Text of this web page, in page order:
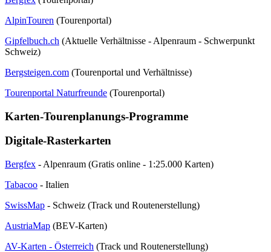
AlpinTouren (Tourenportal)
Gipfelbuch.ch (Aktuelle Verhältnisse - Alpenraum - Schwerpunkt
Schweiz)
Bergsteigen.com (Tourenportal und Verhältnisse)
Tourenportal Naturfreunde (Tourenportal)
Karten-Tourenplanungs-Programme
Digitale-Rasterkarten
Bergfex - Alpenraum (Gratis online - 1:25.000 Karten)
Tabacoo - Italien
SwissMap - Schweiz (Track und Routenerstellung)
AustriaMap (BEV-Karten)
AV-Karten - Österreich (Track und Routenerstellung)